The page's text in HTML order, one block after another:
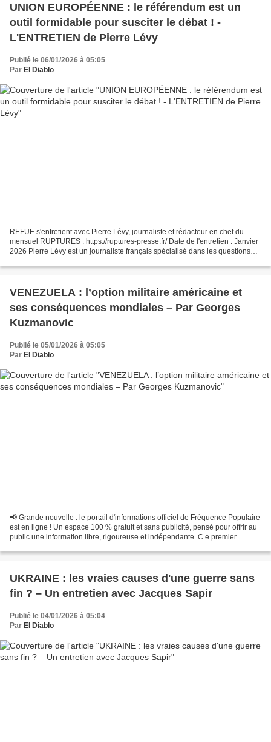
UNION EUROPÉENNE : le référendum est un
outil formidable pour susciter le débat ! -
L'ENTRETIEN de Pierre Lévy
Publié le 06/01/2026 à 05:05
Par El Diablo
REFUE s'entretient avec Pierre Lévy, journaliste et rédacteur en chef du
mensuel RUPTURES : https://ruptures-presse.fr/ Date de l'entretien : Janvier
2026 Pierre Lévy est un journaliste français spécialisé dans les questions
VENEZUELA : l’option militaire américaine et
ses conséquences mondiales – Par Georges
Kuzmanovic
Publié le 05/01/2026 à 05:05
Par El Diablo
📢 Grande nouvelle : le portail d'informations officiel de Fréquence Populaire
est en ligne ! Un espace 100 % gratuit et sans publicité, pensé pour offrir au
public une information libre, rigoureuse et indépendante. C e premier
UKRAINE : les vraies causes d'une guerre sans
fin ? – Un entretien avec Jacques Sapir
Publié le 04/01/2026 à 05:04
Par El Diablo